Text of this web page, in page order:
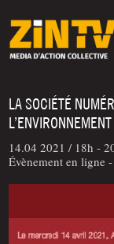
LA SOCIÉTÉ
14.04 2021 / 18h -
Évènement en ligne